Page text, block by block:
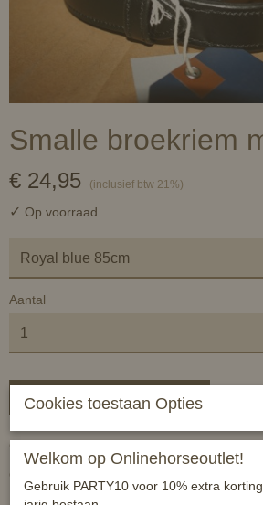
Smalle broekriem
€ 24,95 (inclusief btw 21%)
✓ Op voorraad
Aantal
In winkelwagen
Gave broekriem met Royal blue of zwart
Cookies toestaan Opties
Welkom op Onlinehorseoutlet!
Gebruik PARTY10 voor 10% extra